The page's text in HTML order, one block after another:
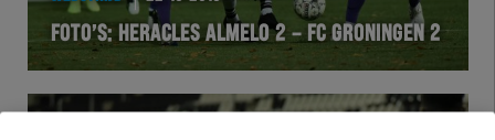
FOTO’S: HERACLES ALMELO 2 – FC GRONINGEN 2